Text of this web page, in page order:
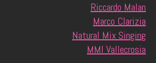
Riccardo Malan
Marco Clarizia
Natural Mix Singing
MMI Vallecrosia